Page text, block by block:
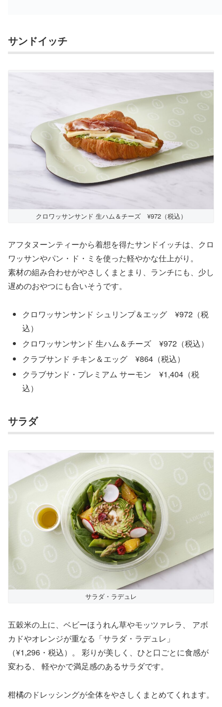
サンドイッチ
クロワッサンサンド 生ハム＆チーズ ¥972（税込）
アフタヌーンティーから着想を得たサンドイッチは、クロ
ワッサンやパン・ド・ミを使った軽やかな仕上がり。
素材の組み合わせがやさしくまとまり、ランチにも、少し
遅めのおやつにも合いそうです。
クロワッサンサンド シュリンプ＆エッグ ¥972（税
込）
クロワッサンサンド 生ハム＆チーズ ¥972（税込）
クラブサンド チキン＆エッグ ¥864（税込）
クラブサンド・プレミアム サーモン ¥1,404（税
込）
サラダ
サラダ・ラデュレ
五穀米の上に、ベビーほうれん草やモッツァレラ、 アボ
カドやオレンジが重なる「サラダ・ラデュレ」
（¥1,296・税込）。 彩りが美しく、ひと口ごとに食感が
変わる、 軽やかで満足感のあるサラダです。
柑橘のドレッシングが全体をやさしくまとめてくれます。